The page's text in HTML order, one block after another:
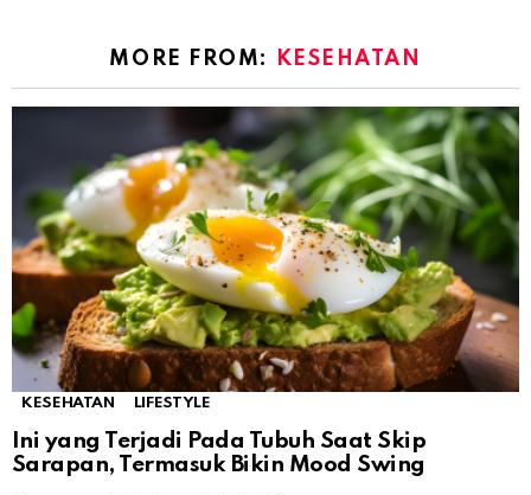
MORE FROM: KESEHATAN
KESEHATAN LIFESTYLE
Ini yang Terjadi Pada Tubuh Saat Skip
Sarapan, Termasuk Bikin Mood Swing